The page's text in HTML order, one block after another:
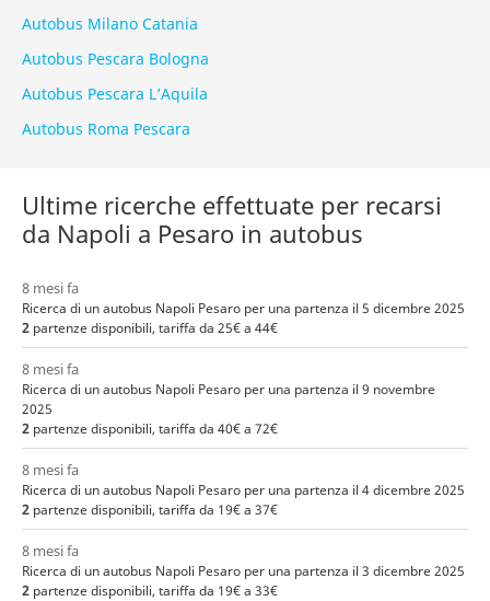
Autobus Milano Catania
Autobus Pescara Bologna
Autobus Pescara L’Aquila
Autobus Roma Pescara
Ultime ricerche effettuate per recarsi
da Napoli a Pesaro in autobus
8 mesi fa
Ricerca di un autobus Napoli Pesaro per una partenza il 5 dicembre 2025
2 partenze disponibili, tariffa da 25€ a 44€
8 mesi fa
Ricerca di un autobus Napoli Pesaro per una partenza il 9 novembre
2025
2 partenze disponibili, tariffa da 40€ a 72€
8 mesi fa
Ricerca di un autobus Napoli Pesaro per una partenza il 4 dicembre 2025
2 partenze disponibili, tariffa da 19€ a 37€
8 mesi fa
Ricerca di un autobus Napoli Pesaro per una partenza il 3 dicembre 2025
2 partenze disponibili, tariffa da 19€ a 33€